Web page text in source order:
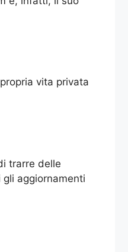
vita privata
trarre delle
aggiornamenti